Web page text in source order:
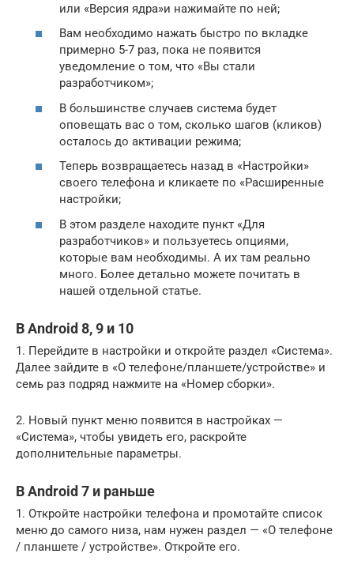
или «Версия ядра»и нажимайте по ней;
Вам необходимо нажать быстро по вкладке
примерно 5-7 раз, пока не появится
уведомление о том, что «Вы стали
разработчиком»;
В большинстве случаев система будет
оповещать вас о том, сколько шагов (кликов)
осталось до активации режима;
Теперь возвращаетесь назад в «Настройки»
своего телефона и кликаете по «Расширенные
настройки;
В этом разделе находите пункт «Для
разработчиков» и пользуетесь опциями,
которые вам необходимы. А их там реально
много. Более детально можете почитать в
нашей отдельной статье.
В Android 8, 9 и 10
1. Перейдите в настройки и откройте раздел «Система».
Далее зайдите в «О телефоне/планшете/устройстве» и
семь раз подряд нажмите на «Номер сборки».
2. Новый пункт меню появится в настройках —
«Система», чтобы увидеть его, раскройте
дополнительные параметры.
В Android 7 и раньше
1. Откройте настройки телефона и промотайте список
меню до самого низа, нам нужен раздел — «О телефоне
/ планшете / устройстве». Откройте его.